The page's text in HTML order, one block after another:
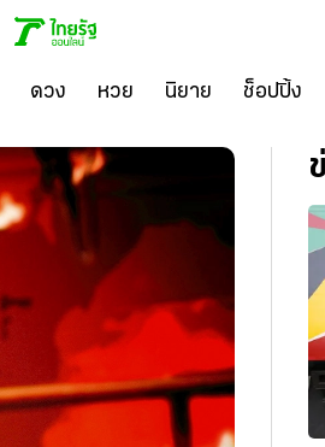
ดวง หวย นิยาย ช็อปปิ้ง